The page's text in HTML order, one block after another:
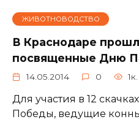
ЖИВОТНОВОДСТВО
В Краснодаре
посвященные Дню
14.05.2014 0 1к.
Для участия в 12
Победы, ведущие